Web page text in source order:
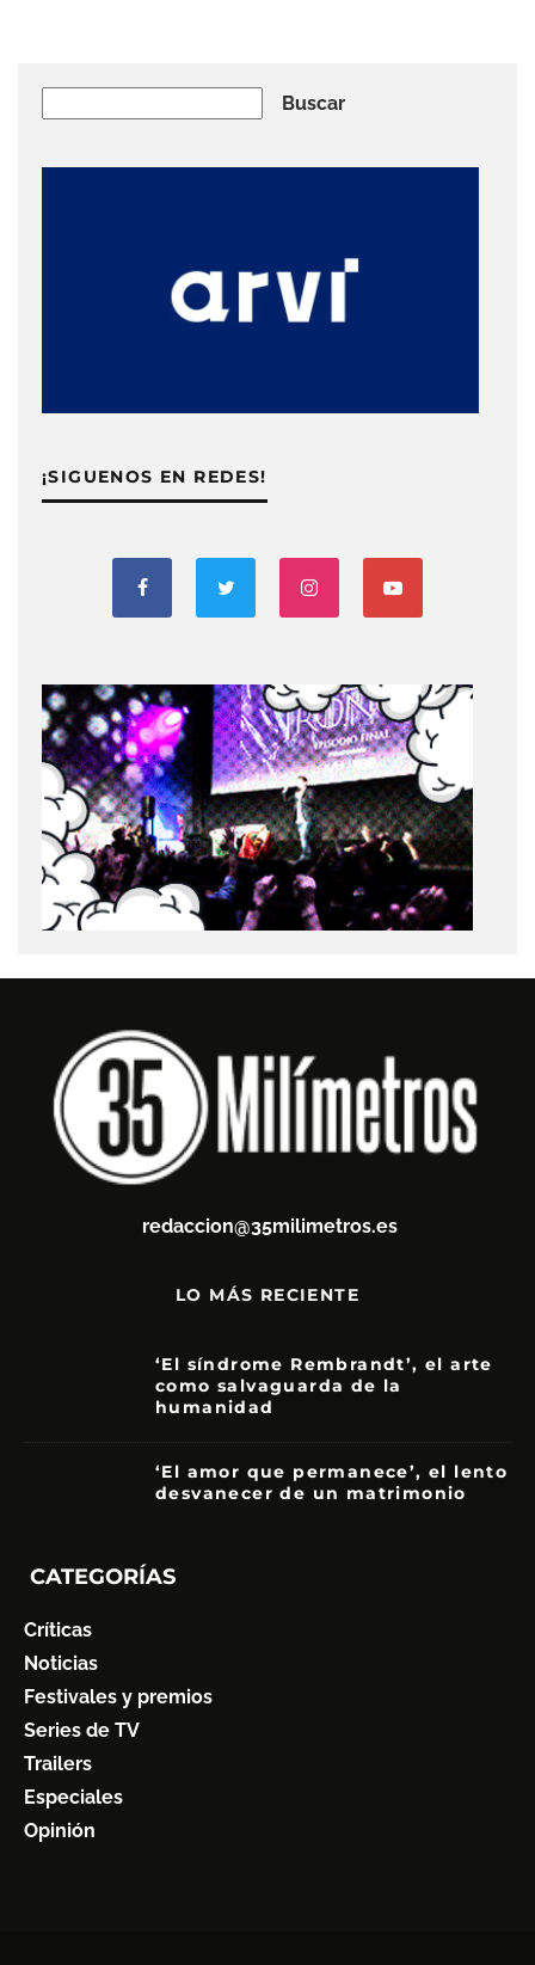
Buscar
¡SIGUENOS EN REDES!
redaccion@35milimetros.es
LO MÁS RECIENTE
‘El síndrome Rembrandt’, el arte
como salvaguarda de la
humanidad
‘El amor que permanece’, el lento
desvanecer de un matrimonio
CATEGORÍAS
Críticas
Noticias
Festivales y premios
Series de TV
Trailers
Especiales
Opinión